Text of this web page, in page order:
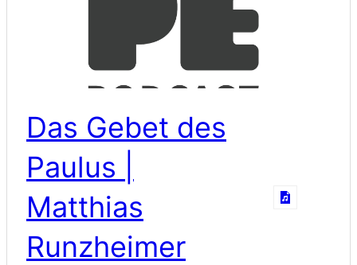
Das Gebet des
Paulus |
Matthias
Runzheimer